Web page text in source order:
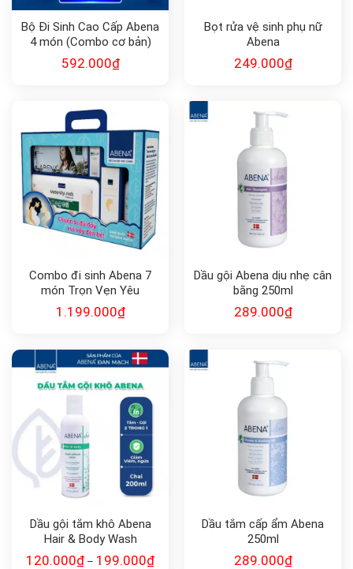
Bộ Đi Sinh Cao Cấp Abena
4 món (Combo cơ bản)
592.000₫
Bọt rửa vệ sinh phụ nữ
Abena
249.000₫
Combo đi sinh Abena 7
món Trọn Vẹn Yêu
Thương
1.199.000₫
Dầu gội Abena dịu nhẹ cân
bằng 250ml
289.000₫
Dầu gội tắm khô Abena
Hair & Body Wash
120.000₫ – 199.000₫
Dầu tắm cấp ẩm Abena
250ml
289.000₫